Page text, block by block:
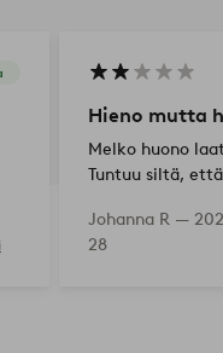
Hieno mutta
Melko huono
Tuntuu siltä,
Johanna R —
28